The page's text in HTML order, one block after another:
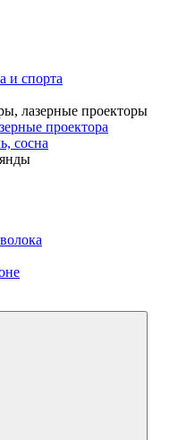
и спорта
лазерные проекторы
проектора
сосна